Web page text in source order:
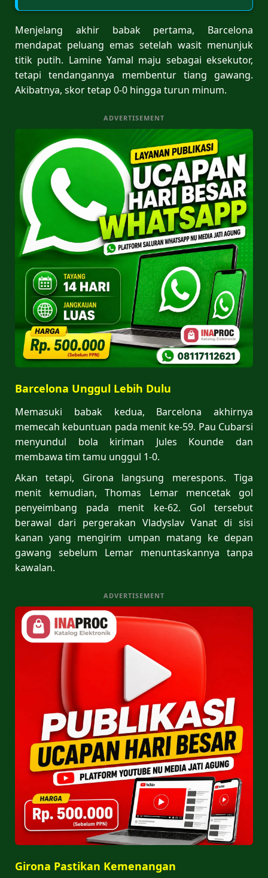
Menjelang akhir babak pertama, Barcelona
mendapat peluang emas setelah wasit menunjuk
titik putih. Lamine Yamal maju sebagai eksekutor,
tetapi tendangannya membentur tiang gawang.
Akibatnya, skor tetap 0-0 hingga turun minum.
ADVERTISEMENT
Barcelona Unggul Lebih Dulu
Memasuki babak kedua, Barcelona akhirnya
memecah kebuntuan pada menit ke-59. Pau Cubarsi
menyundul bola kiriman Jules Kounde dan
membawa tim tamu unggul 1-0.
Akan tetapi, Girona langsung merespons. Tiga
menit kemudian, Thomas Lemar mencetak gol
penyeimbang pada menit ke-62. Gol tersebut
berawal dari pergerakan Vladyslav Vanat di sisi
kanan yang mengirim umpan matang ke depan
gawang sebelum Lemar menuntaskannya tanpa
kawalan.
ADVERTISEMENT
Girona Pastikan Kemenangan